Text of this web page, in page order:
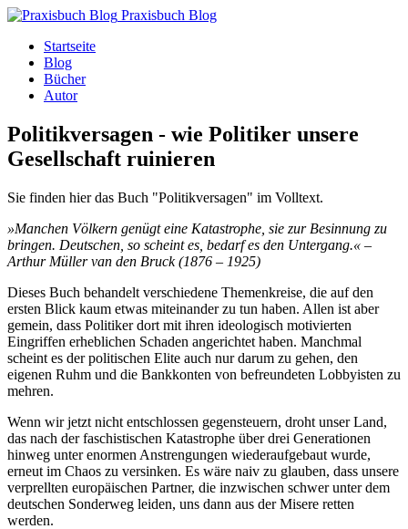
Praxisbuch Blog
Startseite
Blog
Bücher
Autor
Politikversagen - wie Politiker unsere
Gesellschaft ruinieren
Sie finden hier das Buch "Politikversagen" im Volltext.
»Manchen Völkern genügt eine Katastrophe, sie zur Besinnung zu
bringen. Deutschen, so scheint es, bedarf es den Untergang.« –
Arthur Müller van den Bruck (1876 – 1925)
Dieses Buch behandelt verschiedene Themenkreise, die auf den
ersten Blick kaum etwas miteinander zu tun haben. Allen ist aber
gemein, dass Politiker dort mit ihren ideologisch motivierten
Eingriffen erheblichen Schaden angerichtet haben. Manchmal
scheint es der politischen Elite auch nur darum zu gehen, den
eigenen Ruhm und die Bankkonten von befreundeten Lobbyisten zu
mehren.
Wenn wir jetzt nicht entschlossen gegensteuern, droht unser Land,
das nach der faschisti­schen Katastrophe über drei Generationen
hinweg unter enormen Anstrengungen wieder­aufgebaut wurde,
erneut im Chaos zu versinken. Es wäre naiv zu glauben, dass unsere
verprellten europäischen Partner, die inzwischen schwer unter dem
deutschen Sonderweg leiden, uns dann aus der Misere retten
werden.